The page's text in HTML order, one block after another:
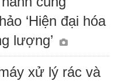
‘Hiện đại hóa
lượng’
xử lý rác và